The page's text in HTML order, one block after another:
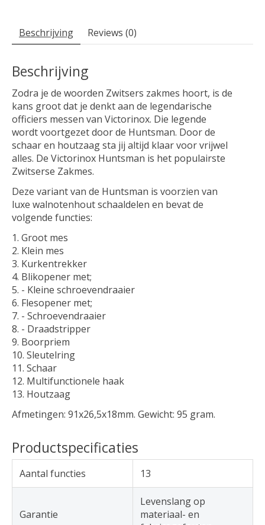
Beschrijving Reviews (0)
Beschrijving
Zodra je de woorden Zwitsers zakmes hoort, is de
kans groot dat je denkt aan de legendarische
officiers messen van Victorinox. Die legende
wordt voortgezet door de Huntsman. Door de
schaar en houtzaag sta jij altijd klaar voor vrijwel
alles. De Victorinox Huntsman is het populairste
Zwitserse Zakmes.
Deze variant van de Huntsman is voorzien van
luxe walnotenhout schaaldelen en bevat de
volgende functies:
Groot mes
Klein mes
Kurkentrekker
Blikopener met;
- Kleine schroevendraaier
Flesopener met;
- Schroevendraaier
- Draadstripper
Boorpriem
Sleutelring
Schaar
Multifunctionele haak
Houtzaag
Afmetingen: 91x26,5x18mm. Gewicht: 95 gram.
Productspecificaties
Aantal functies 13
Garantie
Levenslang op
materiaal- en